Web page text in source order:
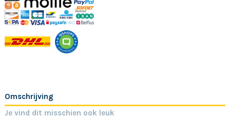
Omschrijving
Je vind dit misschien ook leuk